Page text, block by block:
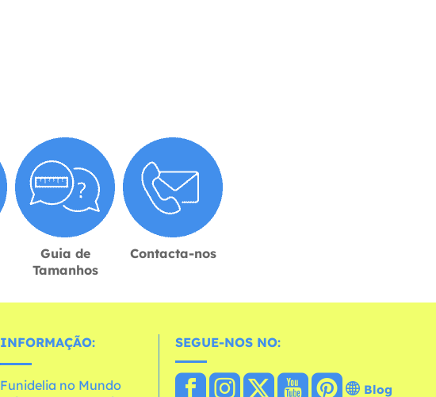
Guia de
Tamanhos
Contacta-nos
INFORMAÇÃO:
Funidelia no Mundo
SEGUE-NOS NO:
Blog